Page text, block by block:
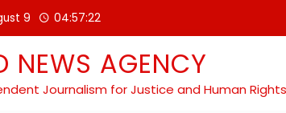
9 04:57:24
NEWS AGENCY
Journalism for Justice and Human